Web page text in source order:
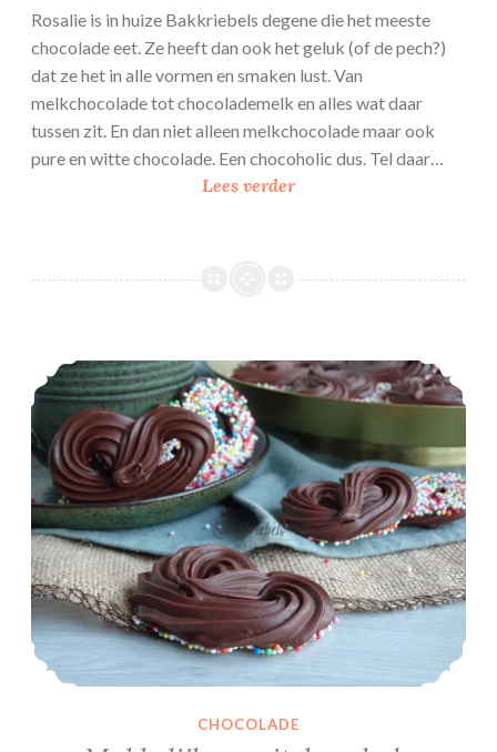
Rosalie is in huize Bakkriebels degene die het meeste
chocolade eet. Ze heeft dan ook het geluk (of de pech?)
dat ze het in alle vormen en smaken lust. Van
melkchocolade tot chocolademelk en alles wat daar
tussen zit. En dan niet alleen melkchocolade maar ook
pure en witte chocolade. Een chocoholic dus. Tel daar…
Lees verderSpuitchocolade
Makkelijke spuitchocolade
CHOCOLADE